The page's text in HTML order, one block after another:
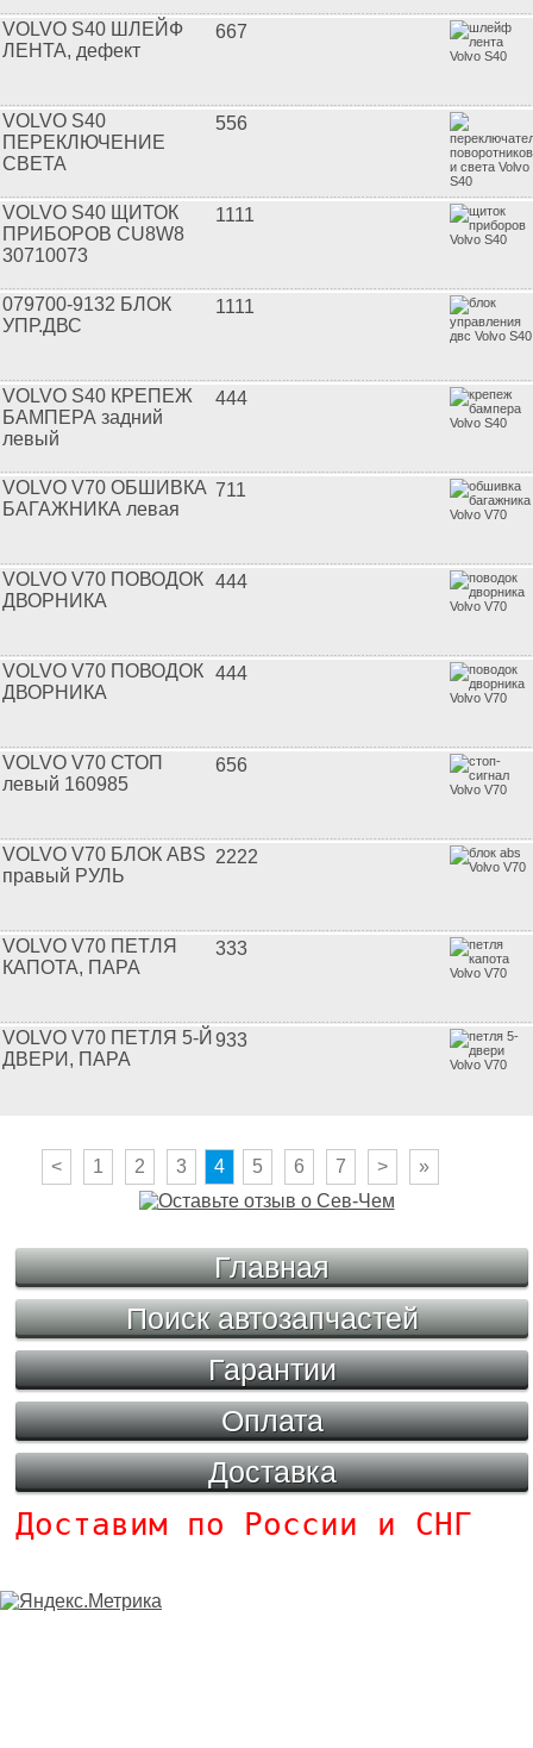
VOLVO S40 ШЛЕЙФ
ЛЕНТА, дефект
667
VOLVO S40
ПЕРЕКЛЮЧЕНИЕ
СВЕТА
556
VOLVO S40 ЩИТОК
ПРИБОРОВ CU8W8
30710073
1111
079700-9132 БЛОК
УПР.ДВС
1111
VOLVO S40 КРЕПЕЖ
БАМПЕРА задний
левый
444
VOLVO V70 ОБШИВКА
БАГАЖНИКА левая
711
VOLVO V70 ПОВОДОК
ДВОРНИКА
444
VOLVO V70 ПОВОДОК
ДВОРНИКА
444
VOLVO V70 СТОП
левый 160985
656
VOLVO V70 БЛОК ABS
правый РУЛЬ
2222
VOLVO V70 ПЕТЛЯ
КАПОТА, ПАРА
333
VOLVO V70 ПЕТЛЯ 5-Й
ДВЕРИ, ПАРА
933
< 1 2 3 4 5 6 7 > »
Главная
Поиск автозапчастей
Гарантии
Оплата
Доставка
Доставим по России и СНГ